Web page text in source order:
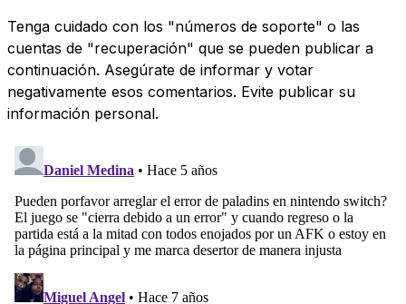
Tenga cuidado con los "números de soporte" o las
cuentas de "recuperación" que se pueden publicar a
continuación. Asegúrate de informar y votar
negativamente esos comentarios. Evite publicar su
información personal.